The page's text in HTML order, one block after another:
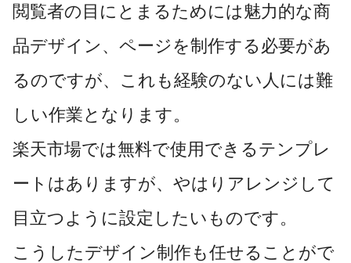
閲覧者の目にとまるためには魅力的な商
品デザイン、ページを制作する必要があ
るのですが、これも経験のない人には難
しい作業となります。
楽天市場では無料で使用できるテンプレ
ートはありますが、やはりアレンジして
目立つように設定したいものです。
こうしたデザイン制作も任せることがで